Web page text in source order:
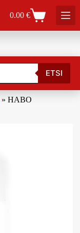
0.00€
ETSI
» HABO